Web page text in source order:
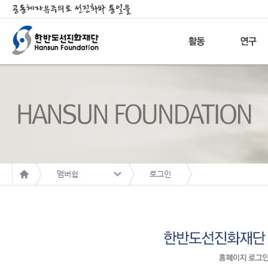
맴버쉽 로그인